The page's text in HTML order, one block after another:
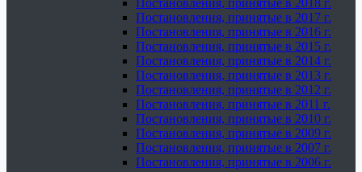
Постановления, принятые в 2018 г.
Постановления, принятые в 2017 г.
Постановления, принятые в 2016 г.
Постановления, принятые в 2015 г.
Постановления, принятые в 2014 г.
Постановления, принятые в 2013 г.
Постановления, принятые в 2012 г.
Постановления, принятые в 2011 г.
Постановления, принятые в 2010 г.
Постановления, принятые в 2009 г.
Постановления, принятые в 2007 г.
Постановления, принятые в 2006 г.